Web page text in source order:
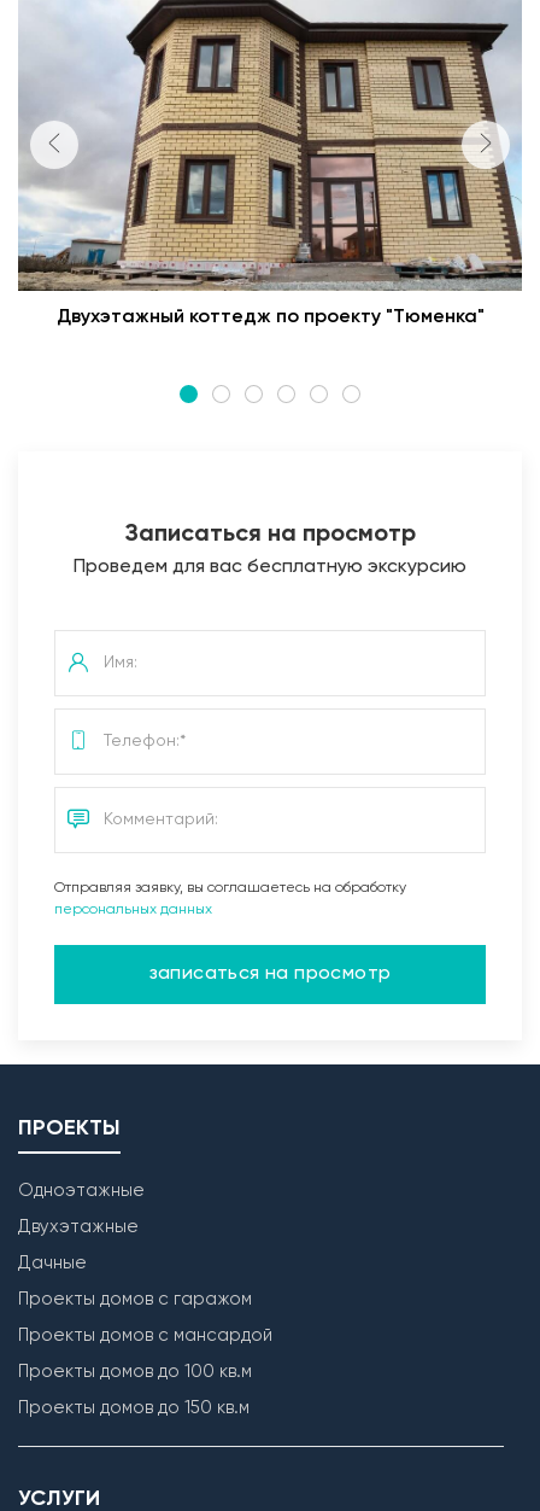
Двухэтажный коттедж по проекту "Тюменка"
Записаться на просмотр
Проведем для вас бесплатную экскурсию
Отправляя заявку, вы соглашаетесь на обработку
персональных данных
записаться на просмотр
ПРОЕКТЫ
Одноэтажные
Двухэтажные
Дачные
Проекты домов с гаражом
Проекты домов с мансардой
Проекты домов до 100 кв.м
Проекты домов до 150 кв.м
УСЛУГИ